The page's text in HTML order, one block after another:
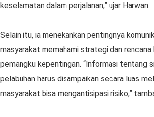
keselamatan dalam perjalanan,” ujar Harwan.
Selain itu, ia menekankan pentingnya
masyarakat memahami strategi dan
pemangku kepentingan. “Informasi tentang
pelabuhan harus disampaikan secara luas
masyarakat bisa mengantisipasi risiko,”